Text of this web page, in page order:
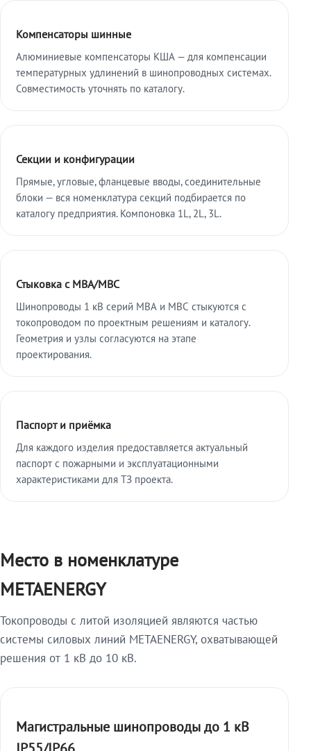
Компенсаторы шинные
Алюминиевые компенсаторы КША — для компенсации
температурных удлинений в шинопроводных системах.
Совместимость уточнять по каталогу.
Секции и конфигурации
Прямые, угловые, фланцевые вводы, соединительные
блоки — вся номенклатура секций подбирается по
каталогу предприятия. Компоновка 1L, 2L, 3L.
Стыковка с МВА/МВС
Шинопроводы 1 кВ серий МВА и МВС стыкуются с
токопроводом по проектным решениям и каталогу.
Геометрия и узлы согласуются на этапе
проектирования.
Паспорт и приёмка
Для каждого изделия предоставляется актуальный
паспорт с пожарными и эксплуатационными
характеристиками для ТЗ проекта.
Место в номенклатуре
METAENERGY
Токопроводы с литой изоляцией являются частью
системы силовых линий METAENERGY, охватывающей
решения от 1 кВ до 10 кВ.
Магистральные шинопроводы до 1 кВ